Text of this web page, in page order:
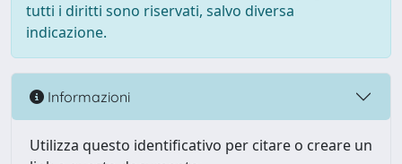
tutti i diritti sono riservati, salvo diversa
indicazione.
Informazioni
Utilizza questo identificativo per citare o creare un